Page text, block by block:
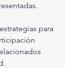
para